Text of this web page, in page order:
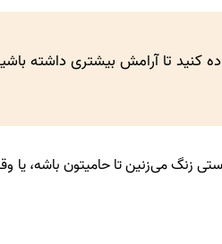
کنید تا آرامش بیشتری داشته
زنگ می‌زنین تا حامیتون باشه، یا